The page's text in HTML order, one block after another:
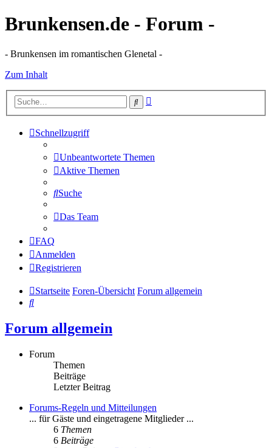
Brunkensen.de - Forum -
- Brunkensen im romantischen Glenetal -
Zum Inhalt
Suche
Schnellzugriff
Unbeantwortete Themen
Aktive Themen
Suche
Das Team
FAQ
Anmelden
Registrieren
Startseite Foren-Übersicht Forum allgemein
Suche
Forum allgemein
Forum
Themen
Beiträge
Letzter Beitrag
Forums-Regeln und Mitteilungen
... für Gäste und eingetragene Mitglieder ...
6 Themen
6 Beiträge